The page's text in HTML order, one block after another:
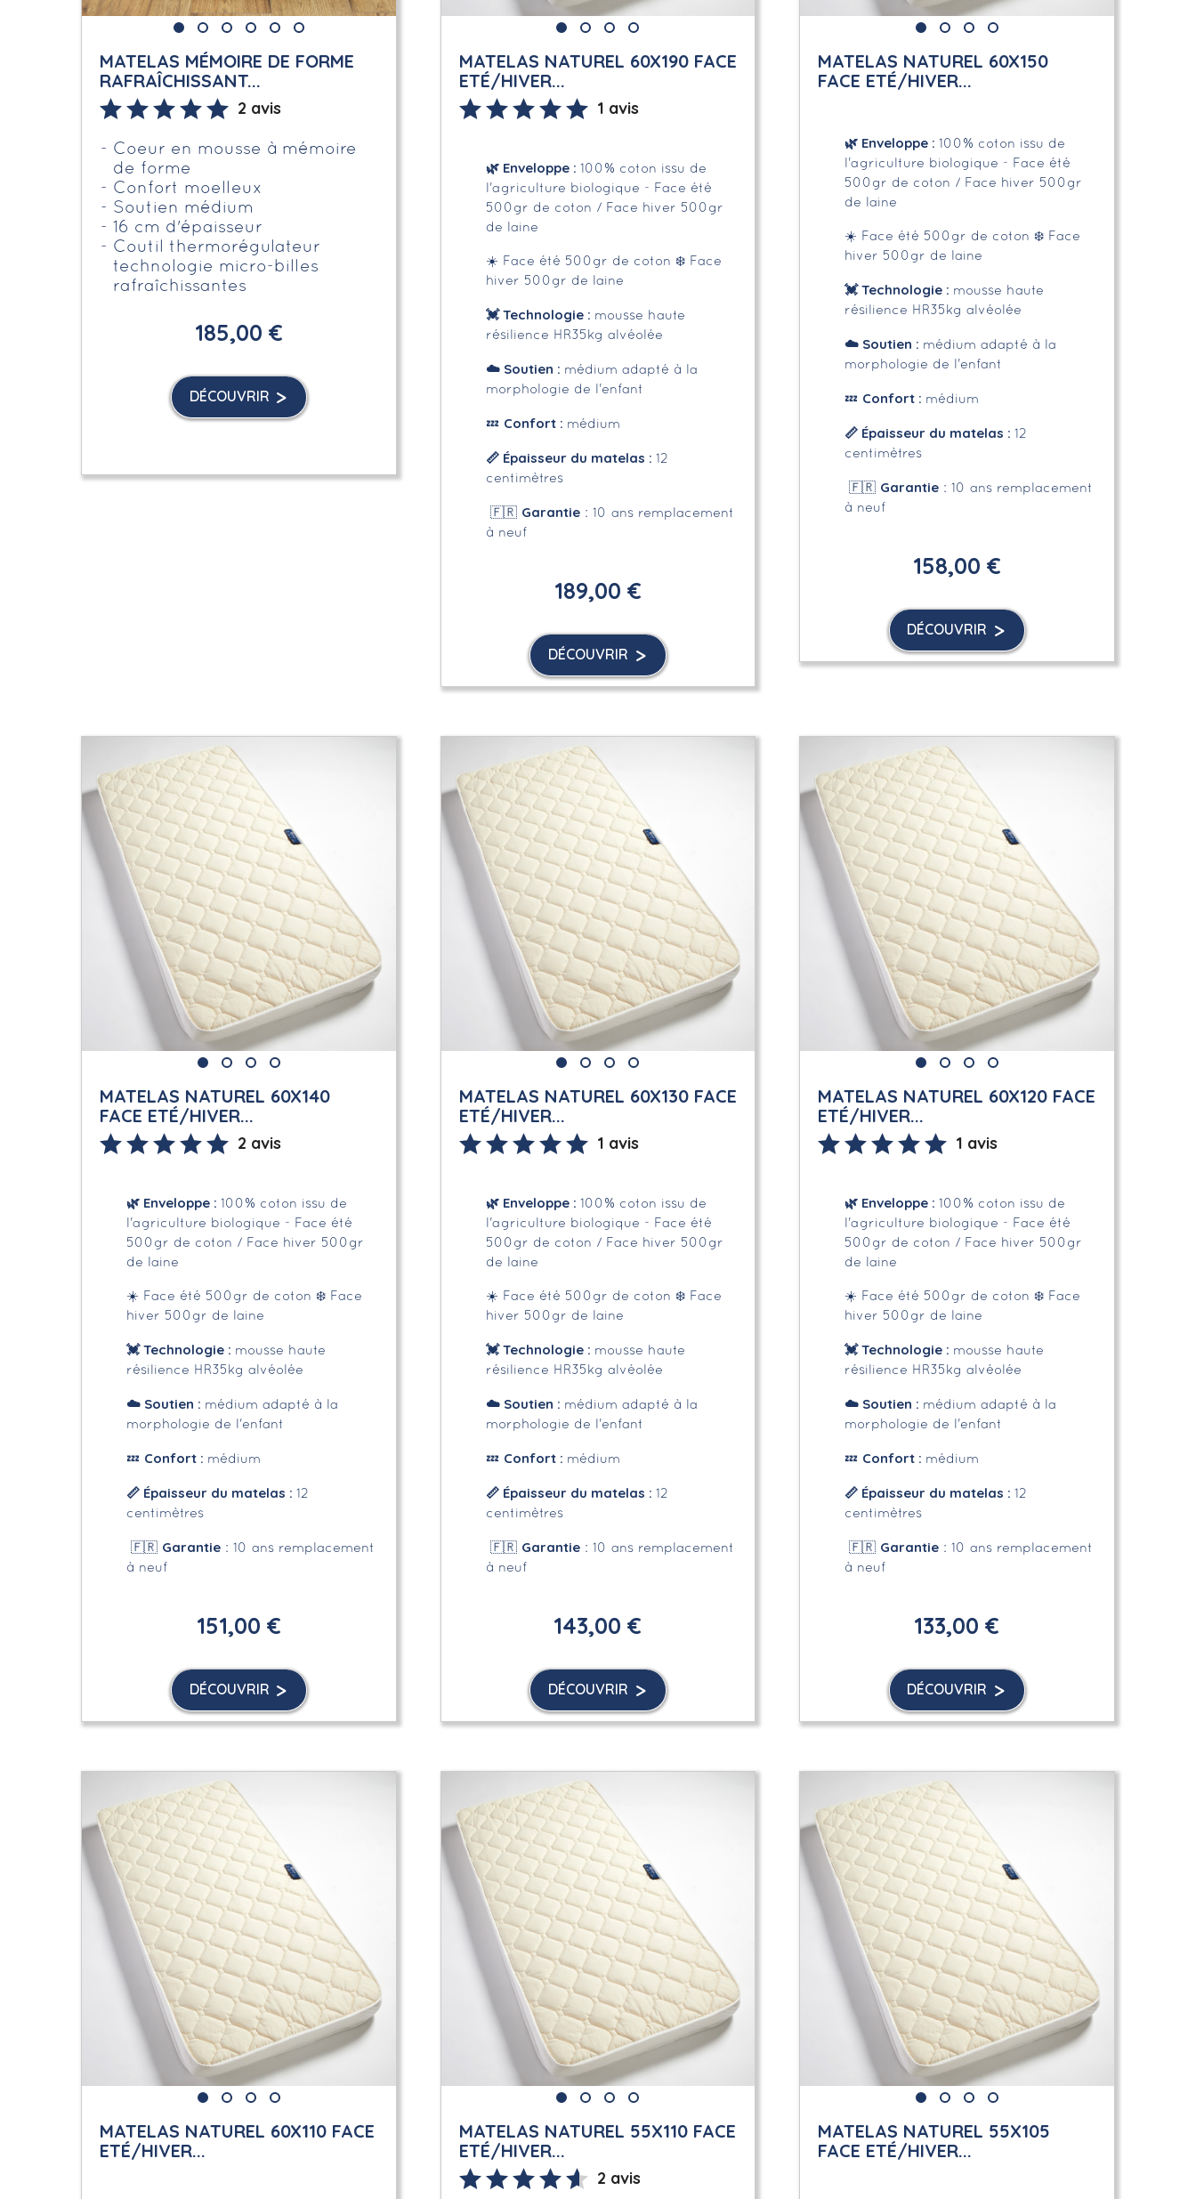
MATELAS MÉMOIRE DE FORME
RAFRAÎCHISSANT...
2 avis
Coeur en mousse à mémoire
de forme
Confort moelleux
Soutien médium
16 cm d'épaisseur
Coutil thermorégulateur
technologie micro-billes
rafraîchissantes
185,00 €
DÉCOUVRIR
MATELAS NATUREL 60X190 FACE
ETÉ/HIVER...
1 avis
🌿Enveloppe: 100% coton issu de
l'agriculture biologique - Face été
500gr de coton / Face hiver 500gr
de laine
☀️ Face été 500gr de coton ❄️ Face
hiver 500gr de laine
💓 Technologie : mousse haute
résilience HR35kg alvéolée
☁️Soutien : médium adapté à la
morphologie de l'enfant
💤 Confort : médium
📏 Épaisseur du matelas : 12
centimètres
🇫🇷 Garantie: 10 ans remplacement
à neuf
189,00 €
DÉCOUVRIR
MATELAS NATUREL 60X150
FACE ETÉ/HIVER...
🌿Enveloppe: 100% coton issu de
l'agriculture biologique - Face été
500gr de coton / Face hiver 500gr
de laine
☀️ Face été 500gr de coton ❄️ Face
hiver 500gr de laine
💓 Technologie : mousse haute
résilience HR35kg alvéolée
☁️Soutien : médium adapté à la
morphologie de l'enfant
💤 Confort : médium
📏 Épaisseur du matelas : 12
centimètres
🇫🇷 Garantie: 10 ans remplacement
à neuf
158,00 €
DÉCOUVRIR
MATELAS NATUREL 60X140
FACE ETÉ/HIVER...
2 avis
🌿 Enveloppe :100% coton issu de
l'agriculture biologique - Face été
500gr de coton / Face hiver 500gr
de laine
☀️ Face été 500gr de coton ❄️ Face
hiver 500gr de laine
💓 Technologie : mousse haute
résilience HR35kg alvéolée
☁️ Soutien : médium adapté à la
morphologie de l'enfant
💤 Confort : médium
📏 Épaisseur du matelas :12
centimètres
🇫🇷 Garantie : 10 ans remplacement
à neuf
151,00 €
DÉCOUVRIR
MATELAS NATUREL 60X130 FACE
ETÉ/HIVER...
1 avis
🌿Enveloppe: 100% coton issu de
l'agriculture biologique - Face été
500gr de coton / Face hiver 500gr
de laine
☀️ Face été 500gr de coton ❄️ Face
hiver 500gr de laine
💓 Technologie : mousse haute
résilience HR35kg alvéolée
☁️Soutien : médium adapté à la
morphologie de l'enfant
💤 Confort : médium
📏 Épaisseur du matelas : 12
centimètres
🇫🇷 Garantie: 10 ans remplacement
à neuf
143,00 €
DÉCOUVRIR
MATELAS NATUREL 60X120 FACE
ETÉ/HIVER...
1 avis
🌿Enveloppe: 100% coton issu de
l'agriculture biologique - Face été
500gr de coton / Face hiver 500gr
de laine
☀️ Face été 500gr de coton ❄️ Face
hiver 500gr de laine
💓 Technologie : mousse haute
résilience HR35kg alvéolée
☁️Soutien : médium adapté à la
morphologie de l'enfant
💤 Confort : médium
📏 Épaisseur du matelas : 12
centimètres
🇫🇷 Garantie: 10 ans remplacement
à neuf
133,00 €
DÉCOUVRIR
MATELAS NATUREL 60X110 FACE
ETÉ/HIVER...
MATELAS NATUREL 55X110 FACE
ETÉ/HIVER...
2 avis
MATELAS NATUREL 55X105
FACE ETÉ/HIVER...